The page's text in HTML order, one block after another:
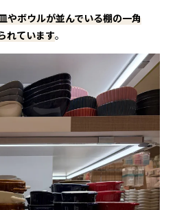
やボウルが並んでいる棚の一角
れています。